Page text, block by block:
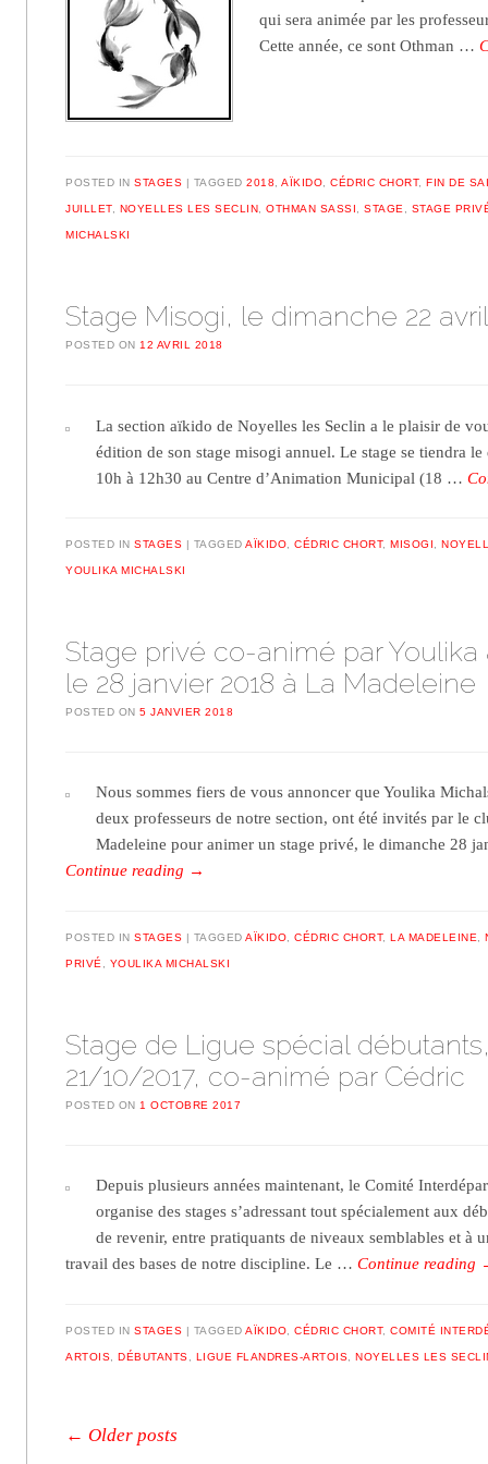
qui sera animée par les
Cette année, ce sont Othman …
POSTED INSTAGES TAGGED2018 ,AÏKIDO ,CÉDRIC CHORT,FIN DE
JUILLET, NOYELLES LES SECLIN ,OTHMAN SASSI ,STAGE STAGE
MICHALSKI
Stage Misogi, le dimanche 22
POSTED ON12 AVRIL 2018
La section aïkido de Noyelles les Seclin a le plaisir de
édition de son stage misogi annuel. Le stage se tiendra
10h à 12h30 au Centre d’Animation Municipal (18 …
POSTED INSTAGES TAGGEDAÏKIDO ,CÉDRIC CHORT,MISOGI ,
YOULIKA MICHALSKI
Stage privé co-animé par Youlika
le 28 janvier 2018 à La Madeleine
POSTED ON5 JANVIER 2018
Nous sommes fiers de vous annoncer que Youlika
deux professeurs de notre section, ont été invités par le
Madeleine pour animer un stage privé, le dimanche 28
Continue reading →
POSTED INSTAGES TAGGEDAÏKIDO ,CÉDRIC CHORT,LA MADELEINE ,
PRIVÉ YOULIKA MICHALSKI
Stage de Ligue spécial
21/10/2017, co-animé par Cédric
POSTED ON 1 OCTOBRE 2017
Depuis plusieurs années maintenant, le Comité
organise des stages s’adressant tout spécialement aux
de revenir, entre pratiquants de niveaux semblables et à
travail des bases de notre discipline. Le …Continue reading
POSTED INSTAGES TAGGEDAÏKIDO ,CÉDRIC CHORT,COMITÉ
ARTOIS ,DÉBUTANTS LIGUE FLANDRES-ARTOIS ,NOYELLES LES
Post navigation
← Older posts